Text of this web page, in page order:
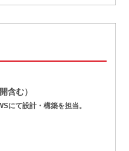
含む）
にて設計・構築を担当。